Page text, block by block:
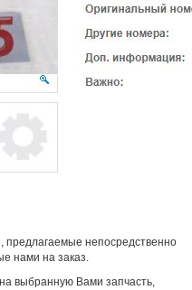
предлагаемые непосредственно
нами на заказ.
выбранную Вами запчасть,